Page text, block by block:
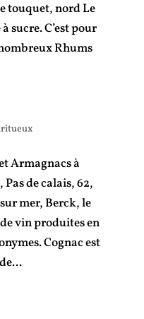
touquet, nord Le
sucre. C’est pour
Rhums
Armagnacs à
de calais, 62,
mer, Berck, le
vin produites en
Cognac est